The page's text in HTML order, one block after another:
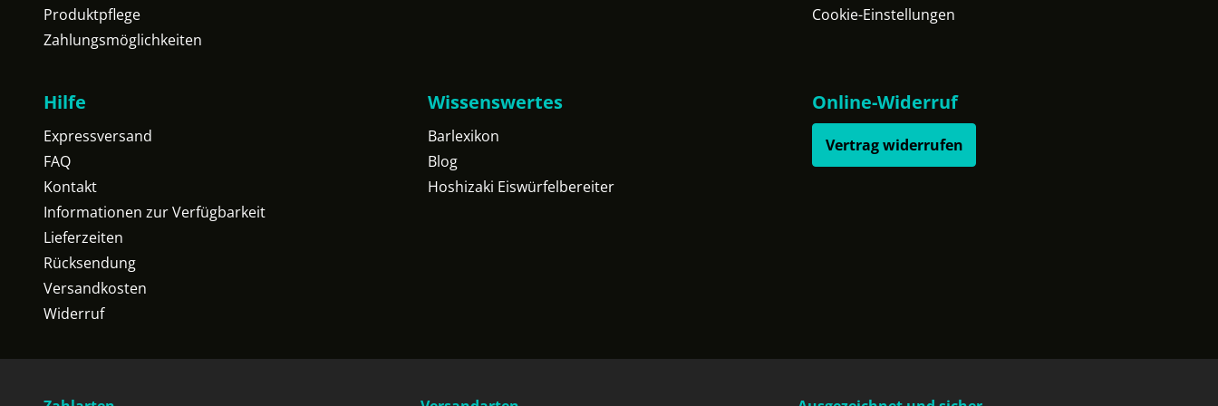
Produktpflege
Zahlungsmöglichkeiten
Cookie-Einstellungen
Hilfe
Expressversand
FAQ
Kontakt
Informationen zur Verfügbarkeit
Lieferzeiten
Rücksendung
Versandkosten
Widerruf
Wissenswertes
Barlexikon
Blog
Hoshizaki Eiswürfelbereiter
Online-Widerruf
Vertrag widerrufen